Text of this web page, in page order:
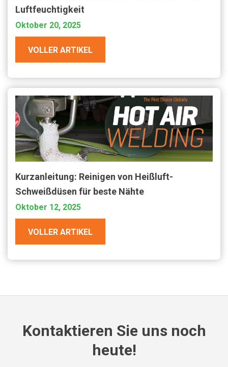
Luftfeuchtigkeit
Oktober 20, 2025
VOLLER ARTIKEL
Kurzanleitung: Reinigen von Heißluft-
Schweißdüsen für beste Nähte
Oktober 12, 2025
VOLLER ARTIKEL
Kontaktieren Sie uns noch
heute!